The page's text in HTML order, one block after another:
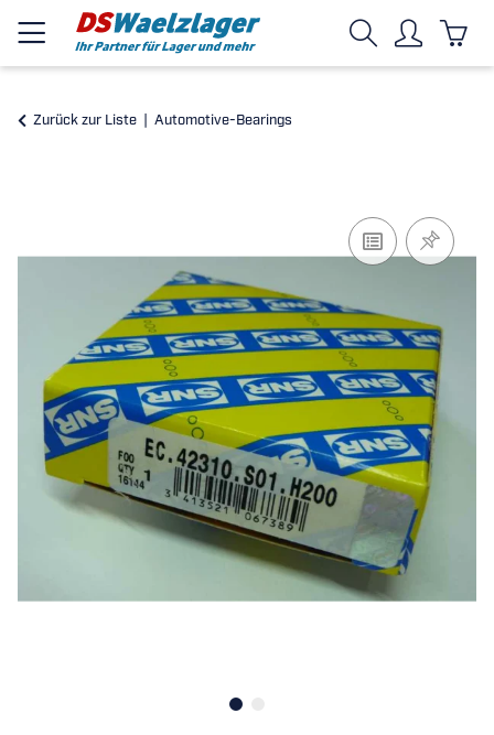
Zurück zur Liste Automotive-Bearings